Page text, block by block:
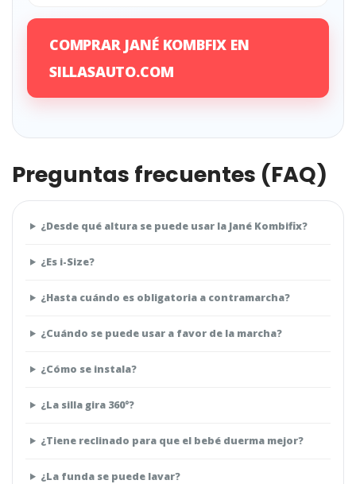
COMPRAR JANÉ KOMBFIX EN
SILLASAUTO.COM
Preguntas frecuentes (FAQ)
¿Desde qué altura se puede usar la Jané Kombifix?
¿Es i-Size?
¿Hasta cuándo es obligatoria a contramarcha?
¿Cuándo se puede usar a favor de la marcha?
¿Cómo se instala?
¿La silla gira 360°?
¿Tiene reclinado para que el bebé duerma mejor?
¿La funda se puede lavar?